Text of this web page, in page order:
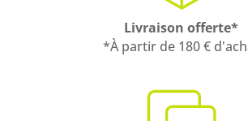
Livraison offerte*
*À partir de 180 €